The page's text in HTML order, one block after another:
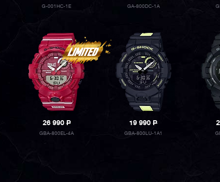
G-001HC-1E GA-800DC-1A
26 990P
GBA-800EL-4A
19 990P
GBA-800LU-1A1